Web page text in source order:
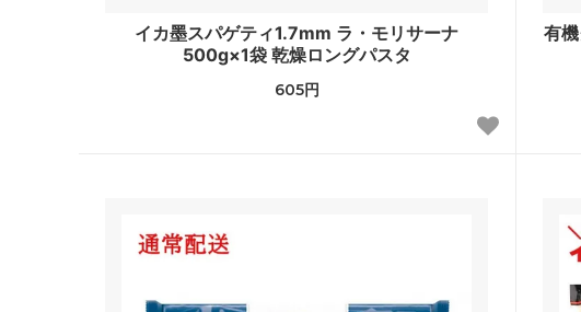
イカ墨スパゲティ1.7mm ラ・モリサーナ
500g×1袋 乾燥ロングパスタ
605円
有